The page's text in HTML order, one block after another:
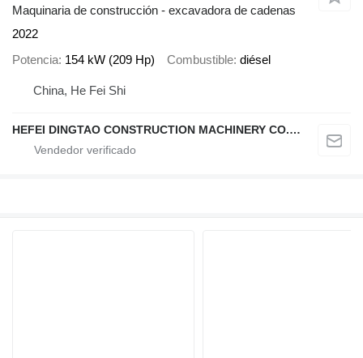
Maquinaria de construcción - excavadora de cadenas
2022
Potencia 154 kW (209 Hp) Combustible diésel
China, He Fei Shi
HEFEI DINGTAO CONSTRUCTION MACHINERY CO., LIMITED